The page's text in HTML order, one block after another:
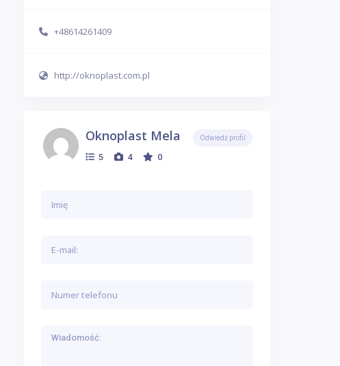
+48614261409
http://oknoplast.com.pl
Oknoplast Mela
5 4 0
Odwiedź profil